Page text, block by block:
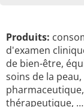
Produits:
d'examen
de bien-être,
soins de la
thérapeutique, …